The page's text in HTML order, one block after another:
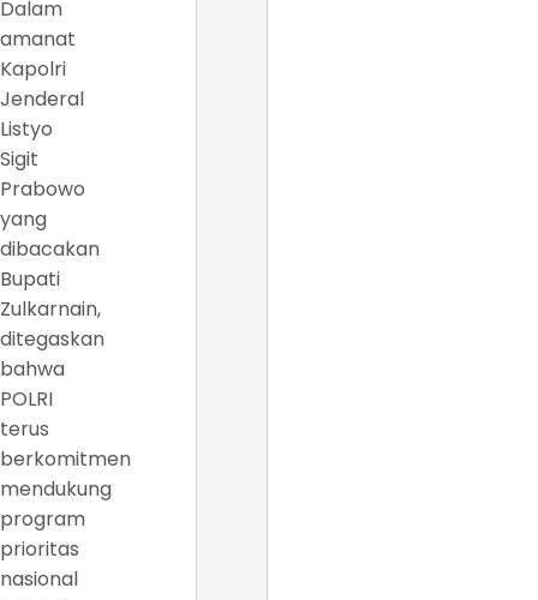
Dalam
amanat
Kapolri
Jenderal
Listyo
Sigit
Prabowo
yang
dibacakan
Bupati
Zulkarnain,
ditegaskan
bahwa
POLRI
terus
berkomitmen
mendukung
program
prioritas
nasional